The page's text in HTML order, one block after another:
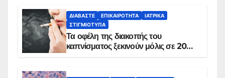
ΔΙΑΒΆΣΤΕ ΕΠΙΚΑΙΡΌΤΗΤΑ
ΙΑΤΡΙΚΆ
ΣΤΙΓΜΙΌΤΥΠΑ
Τα οφέλη της διακοπής του
καπνίσματος ξεκινούν μόλις σε 20